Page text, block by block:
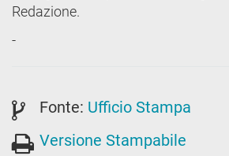
Redazione.
-
Fonte: Ufficio Stampa
Versione Stampabile